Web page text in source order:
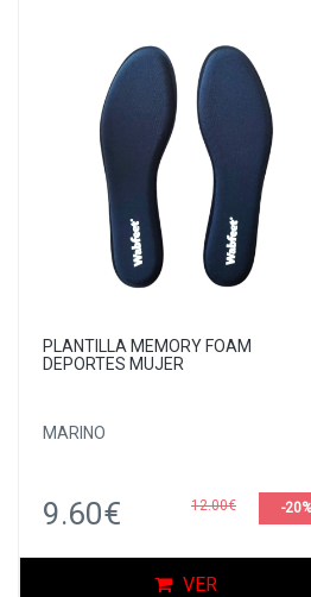
PLANTILLA MEMORY FOAM
DEPORTES MUJER
MARINO
9.60€ 12.00€ -20%
VER